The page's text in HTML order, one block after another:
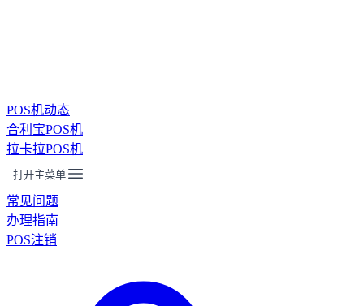
POS机动态
合利宝POS机
拉卡拉POS机
打开主菜单
常见问题
办理指南
POS注销